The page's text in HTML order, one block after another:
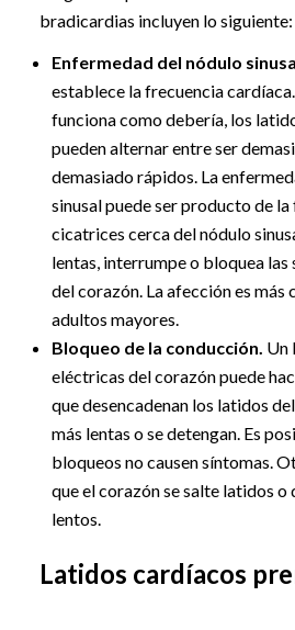
bradicardias incluyen lo siguiente:
Enfermedad del nódulo
establece la frecuencia
funciona como debería, los
pueden alternar entre ser
demasiado rápidos. La
sinusal puede ser producto de
cicatrices cerca del nódulo
lentas, interrumpe o bloquea las
del corazón. La afección es más
adultos mayores.
Bloqueo de la conducción. Un
eléctricas del corazón puede
que desencadenan los latidos
más lentas o se detengan. Es
bloqueos no causen síntomas.
que el corazón se salte latidos o
lentos.
Latidos cardíacos